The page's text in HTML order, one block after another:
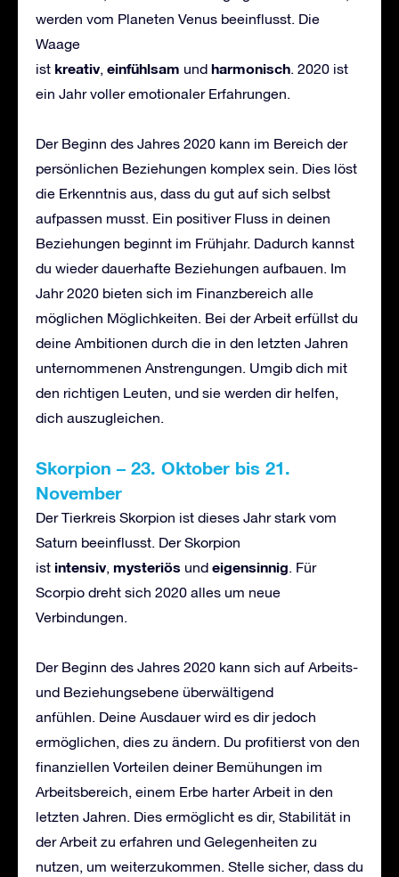
werden vom Planeten Venus beeinflusst. Die
Waage
ist kreativ, einfühlsam und harmonisch. 2020 ist
ein Jahr voller emotionaler Erfahrungen.
Der Beginn des Jahres 2020 kann im Bereich der
persönlichen Beziehungen komplex sein. Dies löst
die Erkenntnis aus, dass du gut auf sich selbst
aufpassen musst. Ein positiver Fluss in deinen
Beziehungen beginnt im Frühjahr. Dadurch kannst
du wieder dauerhafte Beziehungen aufbauen. Im
Jahr 2020 bieten sich im Finanzbereich alle
möglichen Möglichkeiten. Bei der Arbeit erfüllst du
deine Ambitionen durch die in den letzten Jahren
unternommenen Anstrengungen. Umgib dich mit
den richtigen Leuten, und sie werden dir helfen,
dich auszugleichen.
Skorpion – 23. Oktober bis 21.
November
Der Tierkreis Skorpion ist dieses Jahr stark vom
Saturn beeinflusst. Der Skorpion
ist intensiv, mysteriös und eigensinnig. Für
Scorpio dreht sich 2020 alles um neue
Verbindungen.
Der Beginn des Jahres 2020 kann sich auf Arbeits-
und Beziehungsebene überwältigend
anfühlen. Deine Ausdauer wird es dir jedoch
ermöglichen, dies zu ändern. Du profitierst von den
finanziellen Vorteilen deiner Bemühungen im
Arbeitsbereich, einem Erbe harter Arbeit in den
letzten Jahren. Dies ermöglicht es dir, Stabilität in
der Arbeit zu erfahren und Gelegenheiten zu
nutzen, um weiterzukommen. Stelle sicher, dass du